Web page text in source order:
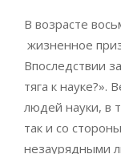
В возрасте
жизненное
Впоследствии
тяга к науке?».
людей науки, в
так и со
незаурядными